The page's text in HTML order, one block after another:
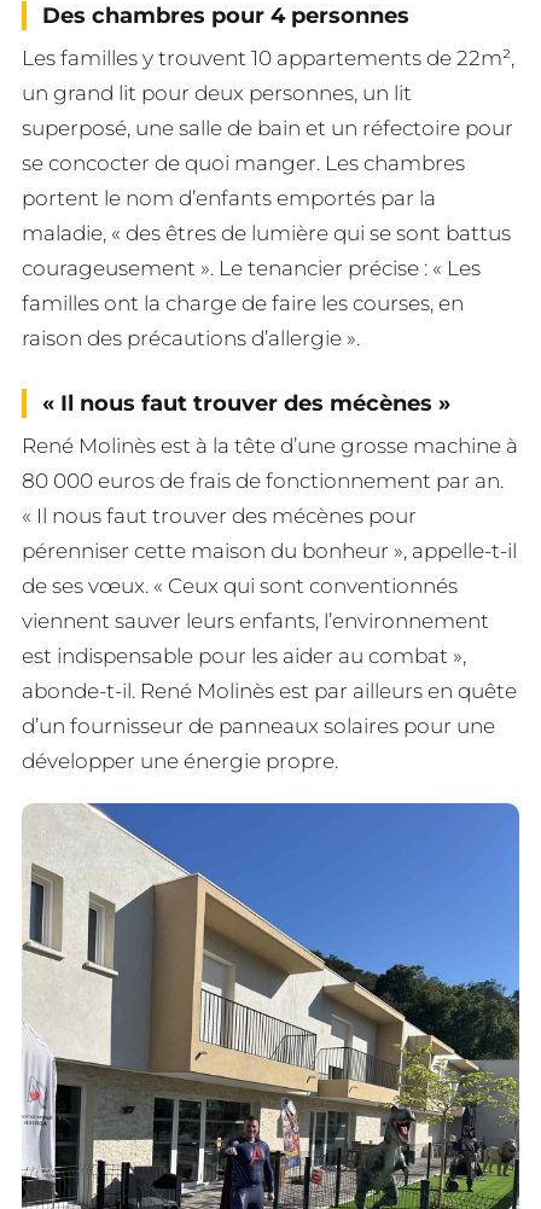
Des chambres pour 4 personnes
Les familles y trouvent 10 appartements de 22m²,
un grand lit pour deux personnes, un lit
superposé, une salle de bain et un réfectoire pour
se concocter de quoi manger. Les chambres
portent le nom d’enfants emportés par la
maladie, « des êtres de lumière qui se sont battus
courageusement ». Le tenancier précise : « Les
familles ont la charge de faire les courses, en
raison des précautions d’allergie ».
« Il nous faut trouver des mécènes »
René Molinès est à la tête d’une grosse machine à
80 000 euros de frais de fonctionnement par an.
« Il nous faut trouver des mécènes pour
pérenniser cette maison du bonheur », appelle-t-il
de ses vœux. « Ceux qui sont conventionnés
viennent sauver leurs enfants, l’environnement
est indispensable pour les aider au combat »,
abonde-t-il. René Molinès est par ailleurs en quête
d’un fournisseur de panneaux solaires pour une
développer une énergie propre.